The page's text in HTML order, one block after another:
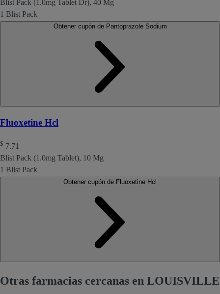
Blist Pack (1.0mg Tablet Dr), 40 Mg
1 Blist Pack
Fluoxetine Hcl
$ 7.71
Blist Pack (1.0mg Tablet), 10 Mg
1 Blist Pack
Otras farmacias cercanas en LOUISVILLE